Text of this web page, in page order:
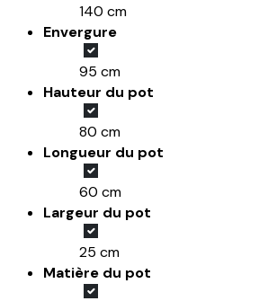
140 cm
Envergure
95 cm
Hauteur du pot
80 cm
Longueur du pot
60 cm
Largeur du pot
25 cm
Matière du pot